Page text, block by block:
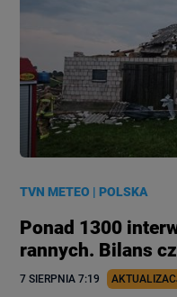
TVN METEO |POLSKA
Ponad 1300
rannych. Bilans
7 SIERPNIA 7:19